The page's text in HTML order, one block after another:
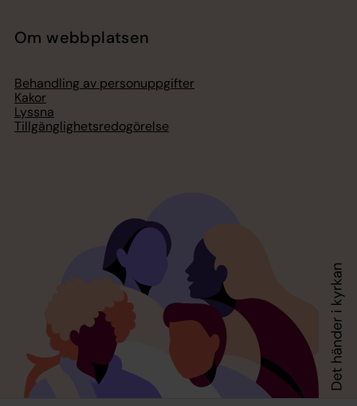
Om webbplatsen
Behandling av personuppgifter
Kakor
Lyssna
Tillgänglighetsredogörelse